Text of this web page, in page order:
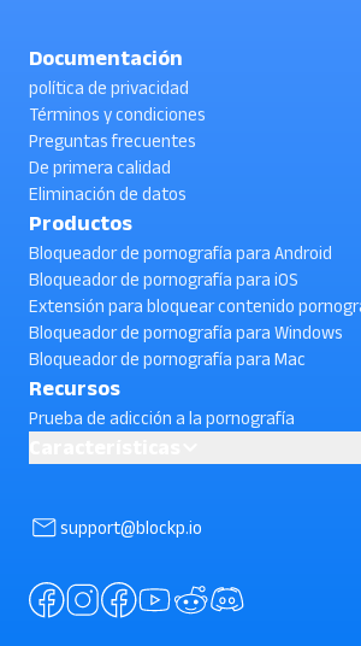
Documentación
política de privacidad
Términos y condiciones
Preguntas frecuentes
De primera calidad
Eliminación de datos
Productos
Bloqueador de pornografía para Android
Bloqueador de pornografía para iOS
Extensión para bloquear contenido
Bloqueador de pornografía para Windows
Bloqueador de pornografía para Mac
Recursos
Prueba de adicción a la pornografía
Cómo bloquear el contenido pornográfico
¿Cómo bloquear los vídeos cortos de
(Verificar)
support@blockp.io